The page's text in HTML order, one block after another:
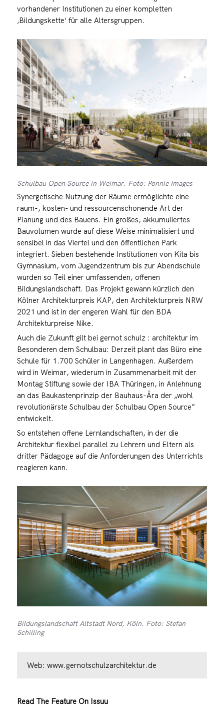
vorhandener Institutionen zu einer kompletten
‚Bildungskette‘ für alle Altersgruppen.
Schulbau Open Source in Weimar. Foto: Ponnie Images
Synergetische Nutzung der Räume ermöglichte eine
raum-, kosten- und ressourcenschonende Art der
Planung und des Bauens. Ein großes, akkumuliertes
Bauvolumen wurde auf diese Weise minimalisiert und
sensibel in das Viertel und den öffentlichen Park
integriert. Sieben bestehende Institutionen von Kita bis
Gymnasium, vom Jugendzentrum bis zur Abendschule
wurden so Teil einer umfassenden, offenen
Bildungslandschaft. Das Projekt gewann kürzlich den
Kölner Architekturpreis KAP, den Architekturpreis NRW
2021 und ist in der engeren Wahl für den BDA
Architekturpreise Nike.
Auch die Zukunft gilt bei gernot schulz : architektur im
Besonderen dem Schulbau: Derzeit plant das Büro eine
Schule für 1.700 Schüler in Langenhagen. Außerdem
wird in Weimar, wiederum in Zusammenarbeit mit der
Montag Stiftung sowie der IBA Thüringen, in Anlehnung
an das Baukastenprinzip der Bauhaus-Ära der „wohl
revolutionärste Schulbau der Schulbau Open Source”
entwickelt.
So entstehen offene Lernlandschaften, in der die
Architektur flexibel parallel zu Lehrern und Eltern als
dritter Pädagoge auf die Anforderungen des Unterrichts
reagieren kann.
Bildungslandschaft Altstadt Nord, Köln. Foto: Stefan
Schilling
Web: www.gernotschulzarchitektur.de
Read The Feature On Issuu